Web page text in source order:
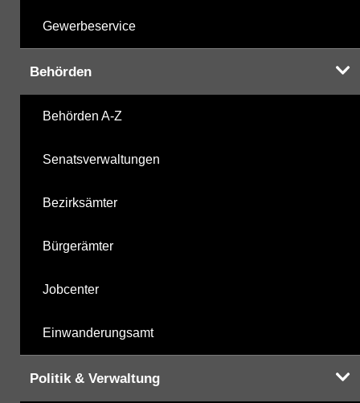
Gewerbeservice
Behörden
Behörden A-Z
Senatsverwaltungen
Bezirksämter
Bürgerämter
Jobcenter
Einwanderungsamt
Politik & Verwaltung